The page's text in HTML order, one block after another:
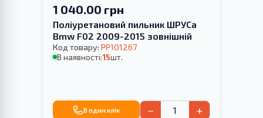
1 040.00 грн
Поліуретановий пильник ШРУСа
Bmw F02 2009-2015 зовнішній
Код товару: PP101267
В наявності:15шт.
В один клік − +